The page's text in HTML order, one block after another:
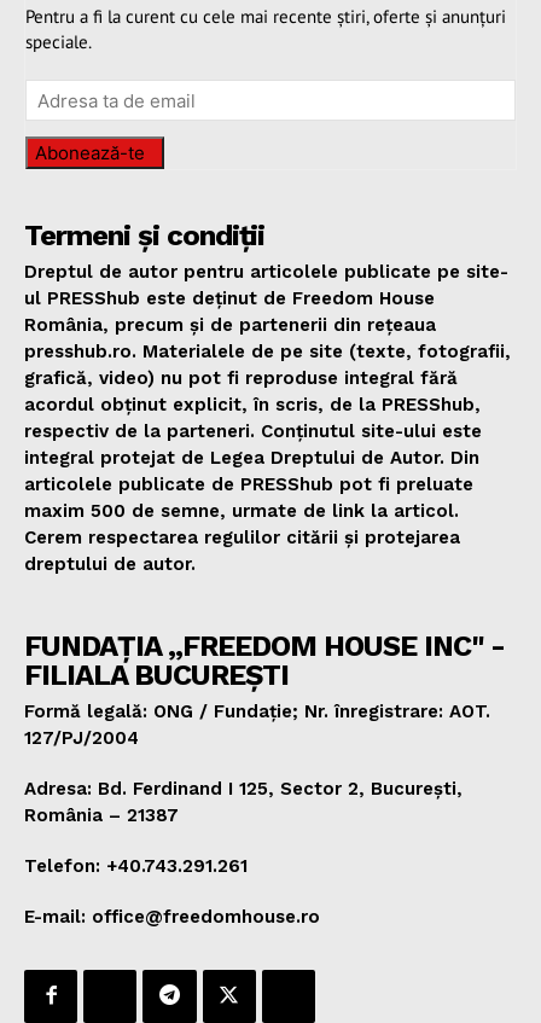
Pentru a fi la curent cu cele mai recente știri, oferte și anunțuri
speciale.
Abonează-te
Termeni și condiții
Dreptul de autor pentru articolele publicate pe site-
ul PRESShub este deținut de Freedom House
România, precum și de partenerii din rețeaua
presshub.ro. Materialele de pe site (texte, fotografii,
grafică, video) nu pot fi reproduse integral fără
acordul obținut explicit, în scris, de la PRESShub,
respectiv de la parteneri. Conținutul site-ului este
integral protejat de Legea Dreptului de Autor. Din
articolele publicate de PRESShub pot fi preluate
maxim 500 de semne, urmate de link la articol.
Cerem respectarea regulilor citării și protejarea
dreptului de autor.
FUNDAȚIA „FREEDOM HOUSE INC" -
FILIALA BUCUREȘTI
Formă legală: ONG / Fundație; Nr. înregistrare: AOT.
127/PJ/2004
Adresa: Bd. Ferdinand I 125, Sector 2, București,
România – 21387
Telefon: +40.743.291.261
E-mail: office@freedomhouse.ro